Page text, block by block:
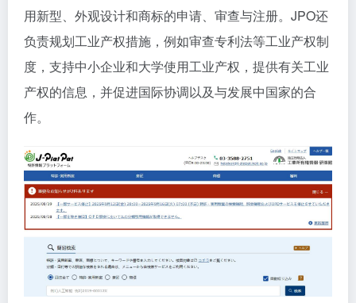
用新型、外观设计和商标的申请、审查与注册。JPO还
负责规划工业产权措施，例如审查专利法等工业产权制
度，支持中小企业和大学使用工业产权，提供有关工业
产权的信息，并促进国际协调以及与发展中国家的合
作。